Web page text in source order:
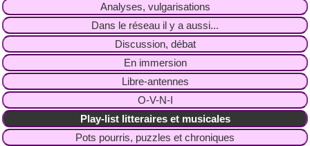
Analyses, vulgarisations
Dans le réseau il y a aussi...
Discussion, débat
En immersion
Libre-antennes
O-V-N-I
Play-list litteraires et musicales
Pots pourris, puzzles et chroniques